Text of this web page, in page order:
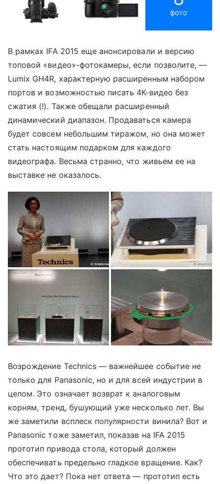
фото
В рамках IFA 2015 еще анонсировали и версию
топовой «видео»-фотокамеры, если позволите, —
Lumix GH4R, характерную расширенным набором
портов и возможностью писать 4К-видео без
сжатия (!). Также обещали расширенный
динамический диапазон. Продаваться камера
будет совсем небольшим тиражом, но она может
стать настоящим подарком для каждого
видеографа. Весьма странно, что живьем ее на
выставке не оказалось.
Возрождение Technics — важнейшее событие не
только для Panasonic, но и для всей индустрии в
целом. Это означает возврат к аналоговым
корням, тренд, бушующий уже несколько лет. Вы
же заметили всплеск популярности винила? Вот и
Panasonic тоже заметил, показав на IFA 2015
прототип привода стола, который должен
обеспечивать предельно гладкое вращение. Как?
Что это дает? Пока нет ответа — прототип есть